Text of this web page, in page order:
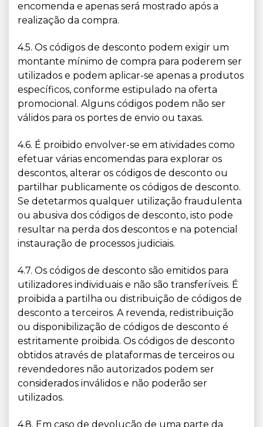
encomenda e apenas será mostrado após a
realização da compra.
4.5. Os códigos de desconto podem exigir um
montante mínimo de compra para poderem ser
utilizados e podem aplicar-se apenas a produtos
específicos, conforme estipulado na oferta
promocional. Alguns códigos podem não ser
válidos para os portes de envio ou taxas.
4.6. É proibido envolver-se em atividades como
efetuar várias encomendas para explorar os
descontos, alterar os códigos de desconto ou
partilhar publicamente os códigos de desconto.
Se detetarmos qualquer utilização fraudulenta
ou abusiva dos códigos de desconto, isto pode
resultar na perda dos descontos e na potencial
instauração de processos judiciais.
4.7. Os códigos de desconto são emitidos para
utilizadores individuais e não são transferíveis. É
proibida a partilha ou distribuição de códigos de
desconto a terceiros. A revenda, redistribuição
ou disponibilização de códigos de desconto é
estritamente proibida. Os códigos de desconto
obtidos através de plataformas de terceiros ou
revendedores não autorizados podem ser
considerados inválidos e não poderão ser
utilizados.
4.8. Em caso de devolução de uma parte da